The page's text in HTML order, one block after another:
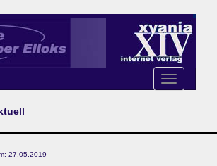
Toggle
navigation
27.05.2019